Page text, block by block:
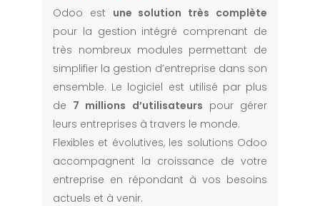
Odoo est une solution très complète
pour la gestion intégré comprenant de
très nombreux modules permettant de
simplifier la gestion d’entreprise dans son
ensemble. Le logiciel est utilisé par plus
de 7 millions d’utilisateurs pour gérer
leurs entreprises à travers le monde.
Flexibles et évolutives, les solutions Odoo
accompagnent la croissance de votre
entreprise en répondant à vos besoins
actuels et à venir.